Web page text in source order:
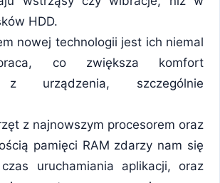
HDD.
nowej technologii jest ich niemal
co zwiększa komfort
z urządzenia, szczególnie
z najnowszym procesorem oraz
pamięci RAM zdarzy nam się
uruchamiania aplikacji, oraz